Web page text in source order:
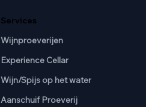
Services
Wijnproeverijen
Experience Cellar
Wijn/Spijs op het water
Aanschuif Proeverij